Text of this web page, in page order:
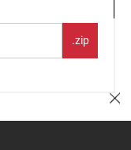
.zip